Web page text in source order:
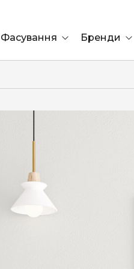
Фасування Бренди